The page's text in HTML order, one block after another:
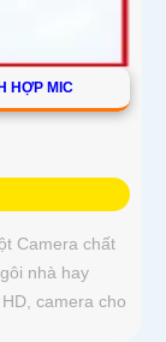
HỢP MIC
Camera chất
nhà hay
camera cho